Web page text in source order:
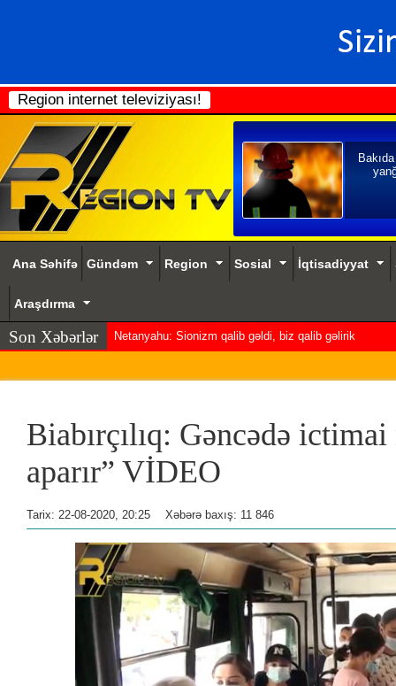
Region internet televiziyası!
Ana Səhifə Gündəm Region Sosial İqtisadiyyat
Araşdırma
Son Xəbərlər Netanyahu: Sionizm qalib gəldi, biz qalib gəlirik
Biabırçılıq: Gəncədə
aparır” VİDEO
Tarix: 22-08-2020, 20:25 Xəbərə baxış: 11 846